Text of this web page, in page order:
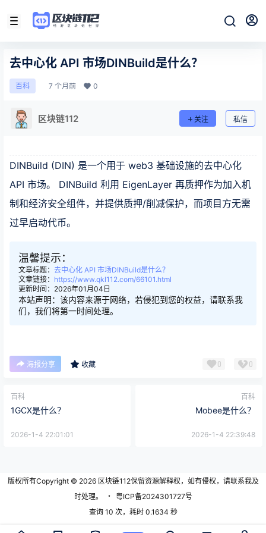
去中心化 API 市场DINBuild是什么？
百科 7 个月前 0
区块链112 关注 私信
DINBuild (DIN) 是一个用于 web3 基础设施的去中心化
API 市场。 DINBuild 利用 EigenLayer 再质押作为加入机
制和经济安全组件，并提供质押/削减保护，而项目方无需
过早启动代币。
温馨提示：
文章标题： 去中心化 API 市场DINBuild是什么？
文章链接： https://www.qkl112.com/66101.html
更新时间：2026年01月04日
本站声明：该内容来源于网络，若侵犯到您的权益，请联系我
们，我们将第一时间处理。
海报分享 收藏 0 0
百科
1GCX是什么？
2026-1-4 22:01:01
百科
Mobee是什么？
2026-1-4 22:39:48
版权所有Copyright © 2026区块链112保留资源解释权，如有侵权，请联系我及
时处理。
・ 粤ICP备2024301727号
查询 10 次，耗时 0.1634 秒